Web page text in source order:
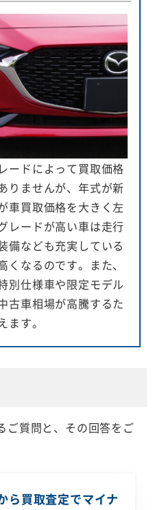
ードによって買取価格
りませんが、年式が新
車買取価格を大きく左
レードが高い車は走行
備なども充実している
なるのです。また、
別仕様車や限定モデル
古車相場が高騰するた
ます。
ご質問と、その回答をご
ら買取査定でマイナ